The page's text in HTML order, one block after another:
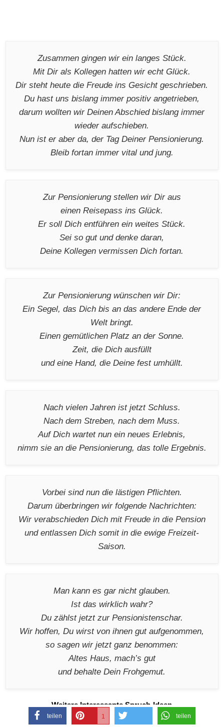
Zusammen gingen wir ein langes Stück.
Mit Dir als Kollegen hatten wir echt Glück.
Dir steht heute die Freude ins Gesicht geschrieben.
Du hast uns bislang immer positiv angetrieben,
darum wollten wir Deinen Abschied bislang immer
wieder aufschieben.
Nun ist er aber da, der Tag Deiner Pensionierung.
Bleib fortan immer vital und jung.
Zur Pensionierung stellen wir Dir aus
einen Reisepass ins Glück.
Er soll Dich entführen ein weites Stück.
Sei so gut und denke daran,
Deine Kollegen vermissen Dich fortan.
Zur Pensionierung wünschen wir Dir:
Ein Segel, das Dich bis an das andere Ende der
Welt bringt.
Einen gemütlichen Platz an der Sonne.
Zeit, die Dich ausfüllt
und eine Hand, die Deine fest umhüllt.
Nach vielen Jahren ist jetzt Schluss.
Nach dem Streben, nach dem Muss.
Auf Dich wartet nun ein neues Erlebnis,
nimm sie an die Pensionierung, das tolle Ergebnis.
Vorbei sind nun die lästigen Pflichten.
Darum überbringen wir folgende Nachrichten:
Wir verabschieden Dich mit Freude in die Pension
und entlassen Dich somit in die ewige Freizeit-
Saison.
Man kann es gar nicht glauben.
Ist das wirklich wahr?
Du zählst jetzt zur Pensionistenschar.
Wir hoffen, Du wirst von ihnen gut aufgenommen,
so sagen wir jetzt ganz benommen:
Altes Haus, mach’s gut
und behalte Dein Frohgemut.
Weitere Interessante Spruch-Ideen
teilen 1 teilen